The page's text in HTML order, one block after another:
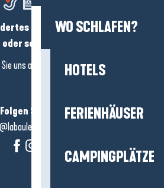
WO SCHLAFEN?
HOTELS
FERIENHÄUSER
CAMPINGPLÄTZE
Hörvermögen?
oder schwerhörig?
uns an in
hier klicken
Folgen Sie uns!
@labauleguérande